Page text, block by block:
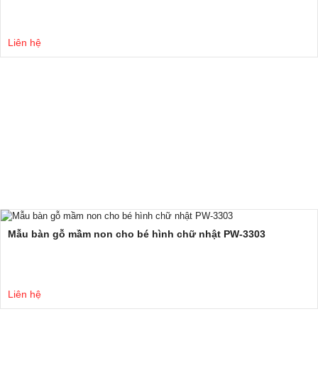
Liên hệ
Mẫu bàn gỗ mầm non cho bé hình chữ nhật PW-3303
Liên hệ